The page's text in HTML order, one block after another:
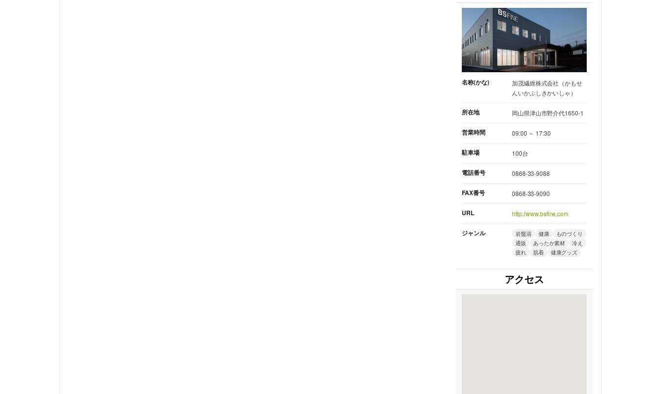
名称(かな)
加茂繊維株式会社（かもせ
んいかぶしきかいしゃ）
所在地 岡山県津山市野介代1650-1
営業時間 09:00 ～ 17:30
駐車場 100台
電話番号 0868-33-9088
FAX番号 0868-33-9090
URL http://www.bsfine.com
ジャンル 岩盤浴 健康
ものづくり
通販
あったか素材
冷え
疲れ
肌着 健康グッズ
アクセス